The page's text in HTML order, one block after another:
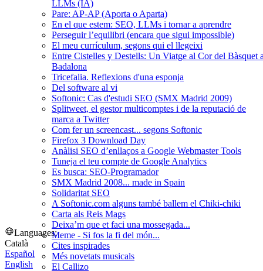
LLMs (IA)
Pare: AP-AP (Aporta o Aparta)
En el que estem: SEO, LLMs i tornar a aprendre
Perseguir l’equilibri (encara que sigui impossible)
El meu currículum, segons qui el llegeixi
Entre Cistelles y Destells: Un Viatge al Cor del Bàsquet
Badalona
Tricefalia. Reflexions d'una esponja
Del software al vi
Softonic: Cas d'estudi SEO (SMX Madrid 2009)
Splitweet, el gestor multicomptes i de la reputació de
marca a Twitter
Com fer un screencast... segons Softonic
Firefox 3 Download Day
Anàlisi SEO d’enllaços a Google Webmaster Tools
Tuneja el teu compte de Google Analytics
Es busca: SEO-Programador
SMX Madrid 2008... made in Spain
Solidaritat SEO
A Softonic.com alguns també ballem el Chiki-chiki
Carta als Reis Mags
Deixa’m que et faci una mossegada...
Meme - Si fos la fi del món...
Cites inspirades
Més novetats musicals
El Callizo
Languages:
Català
Español
English